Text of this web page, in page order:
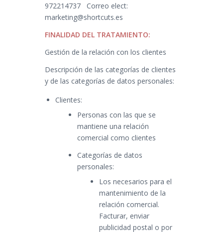
972214737 Correo elect:
marketing@shortcuts.es
FINALIDAD DEL TRATAMIENTO:
Gestión de la relación con los clientes
Descripción de las categorías de clientes
y de las categorías de datos personales:
Clientes:
Personas con las que se
mantiene una relación
comercial como clientes
Categorías de datos
personales:
Los necesarios para el
mantenimiento de la
relación comercial.
Facturar, enviar
publicidad postal o por